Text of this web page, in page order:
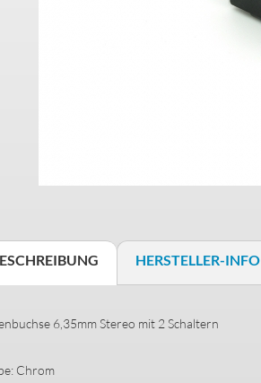
HERSTELLER-INFO
6,35mm Stereo mit 2 Schaltern
Chrom